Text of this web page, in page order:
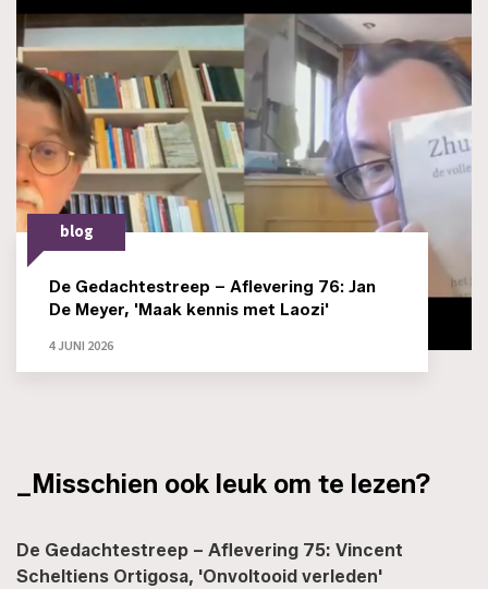
blog
De Gedachtestreep – Aflevering 76: Jan
De Meyer, 'Maak kennis met Laozi'
4 JUNI 2026
_Misschien ook leuk om te lezen?
De Gedachtestreep – Aflevering 75: Vincent
Scheltiens Ortigosa, 'Onvoltooid verleden'